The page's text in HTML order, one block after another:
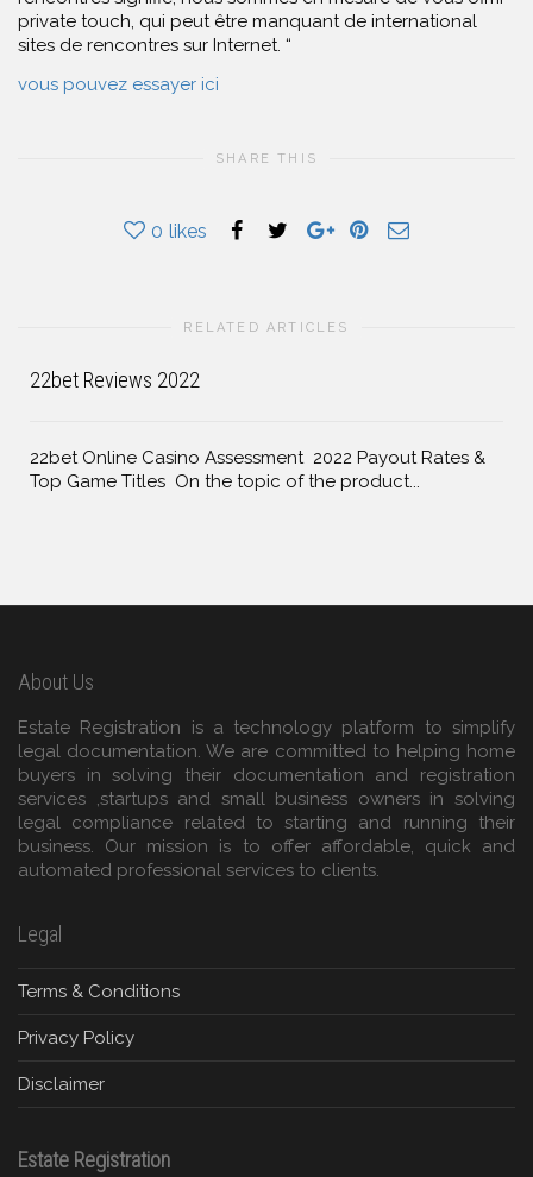
private touch, qui peut être manquant de international
sites de rencontres sur Internet. “
vous pouvez essayer ici
SHARE THIS
0 likes
RELATED ARTICLES
22bet Reviews 2022
22bet Online Casino Assessment ️ 2022 Payout Rates &
Top Game Titles ️ On the topic of the product...
About Us
Estate Registration is a technology platform to simplify
legal documentation. We are committed to helping home
buyers in solving their documentation and registration
services ,startups and small business owners in solving
legal compliance related to starting and running their
business. Our mission is to offer affordable, quick and
automated professional services to clients.
Legal
Terms & Conditions
Privacy Policy
Disclaimer
Estate Registration